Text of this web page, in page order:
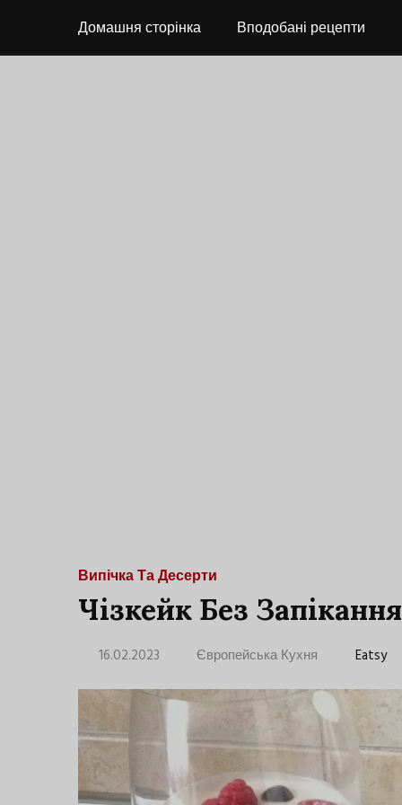
Домашня сторінка Вподобані рецепти
Випічка Та Десерти
Чізкейк Без Запікання
16.02.2023 Європейська Кухня Eatsy